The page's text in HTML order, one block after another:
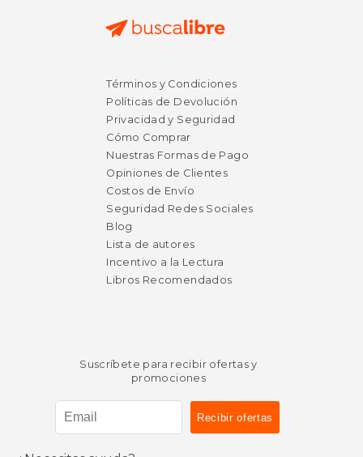
Términos y Condiciones
Políticas de Devolución
Privacidad y Seguridad
Cómo Comprar
Nuestras Formas de Pago
Opiniones de Clientes
Costos de Envío
Seguridad Redes Sociales
Blog
Lista de autores
Incentivo a la Lectura
Libros Recomendados
Suscríbete para recibir ofertas y
promociones